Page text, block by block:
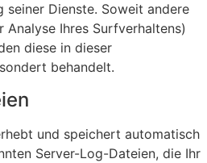
Dienste. Soweit andere
Analyse Ihres Surfverhaltens)
diese in dieser
behandelt.
und speichert automatisch
Server-Log-Dateien, die Ihr